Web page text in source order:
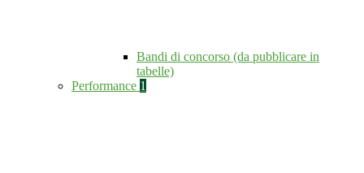
Bandi di concorso (da pubblicare in
tabelle)
Performance 1